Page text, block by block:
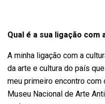
Qual é a sua ligação com
A minha ligação com a
da arte e cultura do país
meu primeiro encontro
Museu Nacional de Arte